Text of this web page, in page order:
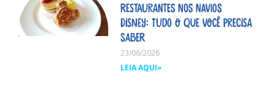
restaurantes nos navios
Disney: tudo o que você precisa
saber
23/06/2026
LEIA AQUI»